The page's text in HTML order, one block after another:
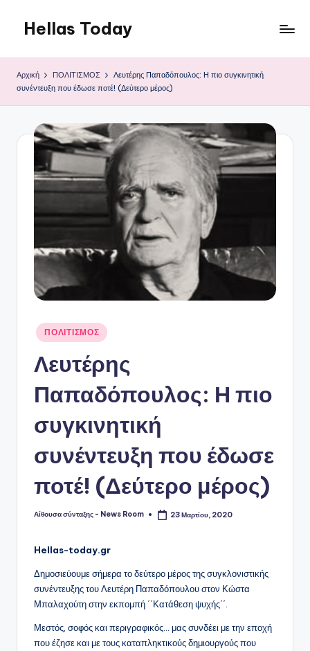
Μετάβαση
περιεχόμενο
Hellas Today
Αρχική ΠΟΛΙΤΙΣΜΟΣ
Λευτέρης Παπαδόπουλος: Η πιο συγκινητική
συνέντευξη που έδωσε ποτέ! (Δεύτερο μέρος)
Αναρτήθηκε
σε
ΠΟΛΙΤΙΣΜΟΣ
Λευτέρης
Παπαδόπουλος: Η πιο
συγκινητική
συνέντευξη που έδωσε
ποτέ! (Δεύτερο μέρος)
Συγγραφέας:
Αίθουσα σύνταξης - News Room 23 Μαρτίου, 2020
Hellas-today.gr
Δημοσιεύουμε σήμερα το δεύτερο μέρος της συγκλονιστικής
συνέντευξης του Λευτέρη Παπαδόπουλου στον Κώστα
Μπαλαχούτη στην εκπομπή ΄΄Κατάθεση ψυχής΄΄.
Μεστός, σοφός και περιγραφικός… μας συνδέει με την εποχή
που έζησε και με τους καταπληκτικούς δημιουργούς που